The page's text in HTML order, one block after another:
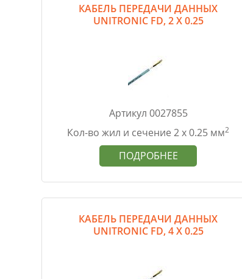
КАБЕЛЬ ПЕРЕДАЧИ ДАННЫХ
UNITRONIC FD, 2 Х 0.25
Артикул 0027855
Кол-во жил и сечение 2 х 0.25 мм2
ПОДРОБНЕЕ
КАБЕЛЬ ПЕРЕДАЧИ ДАННЫХ
UNITRONIC FD, 4 Х 0.25